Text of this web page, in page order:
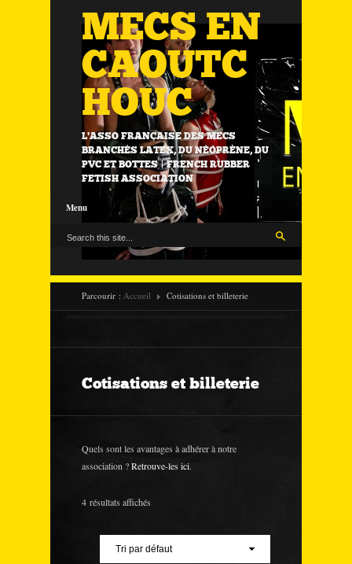
MECS EN
CAOUTC
HOUC
L'ASSO FRANÇAISE DES MECS
BRANCHÉS LATEX, DU NÉOPRÈNE, DU
PVC ET BOTTES | FRENCH RUBBER
FETISH ASSOCIATION
Menu
Parcourir : Accueil Cotisations et billeterie
Cotisations et billeterie
Quels sont les avantages à adhérer à notre
association ?Retrouve-les ici.
4 résultats affichés